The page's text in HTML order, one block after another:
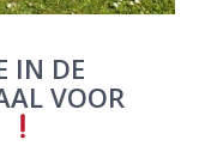
IN DE
VOOR